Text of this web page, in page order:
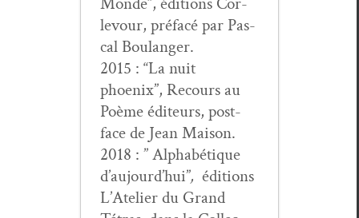
levour, pré­facé par Pas­
cal Boulanger.
2015 : “La nuit
phoenix”, Recours au
Poème édi­teurs, post­
face de Jean Maison.
2018 : ” Alphabé­tique
d’au­jour­d’hui”, édi­tions
L’Ate­lier du Grand